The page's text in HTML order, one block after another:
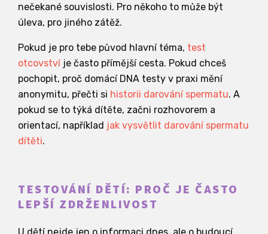
nečekané souvislosti. Pro někoho to může být
úleva, pro jiného zátěž.
Pokud je pro tebe původ hlavní téma, test
otcovstvíje často přímější cesta. Pokud chceš
pochopit, proč domácí DNA testy v praxi mění
anonymitu, přečti si historii darování spermatu. A
pokud se to týká dítěte, začni rozhovorem a
orientací, například jak vysvětlit darování spermatu
dítěti.
TESTOVÁNÍ DĚTÍ: PROČ JE ČASTO
LEPŠÍ ZDRŽENLIVOST
U dětí nejde jen o informaci dnes, ale o budoucí